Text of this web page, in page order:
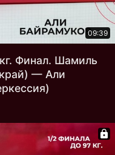
09:39
Финал. Шамиль
— Али